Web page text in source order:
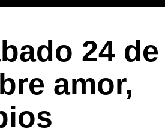
24 de
amor,